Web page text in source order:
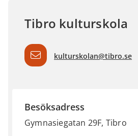
Tibro kulturskola
kulturskolan@tibro.se
Besöksadress
Gymnasiegatan 29F, Tibro